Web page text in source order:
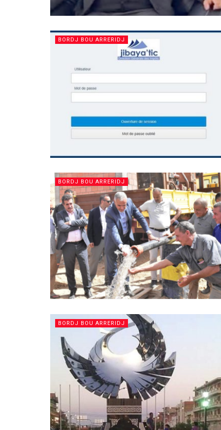
BORDJ BOU ARRERIDJ
BORDJ BOU ARRERIDJ
BORDJ BOU ARRERIDJ